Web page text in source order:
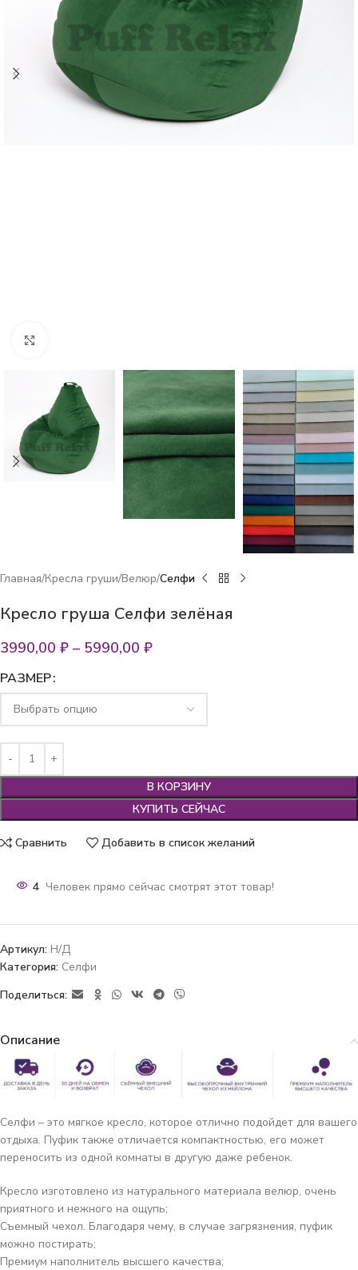
Главная Кресла груши Велюр Селфи
Кресло груша Селфи зелёная
3990,00 ₽ – 5990,00 ₽
РАЗМЕР
В КОРЗИНУ
КУПИТЬ СЕЙЧАС
Сравнить Добавить в список желаний
4 Человек прямо сейчас смотрят этот товар!
Артикул: Н/Д
Категория: Селфи
Поделиться:
Описание
Селфи – это мягкое кресло, которое отлично подойдет для вашего
отдыха. Пуфик также отличается компактностью, его может
переносить из одной комнаты в другую даже ребенок.
Кресло изготовлено из натурального материала велюр, очень
приятного и нежного на ощупь;
Съемный чехол. Благодаря чему, в случае загрязнения, пуфик
можно постирать;
Премиум наполнитель высшего качества;